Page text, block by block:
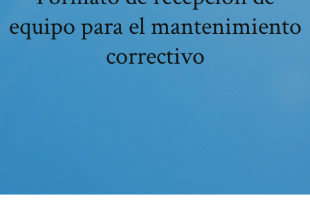
equipo para el mantenimiento
correctivo